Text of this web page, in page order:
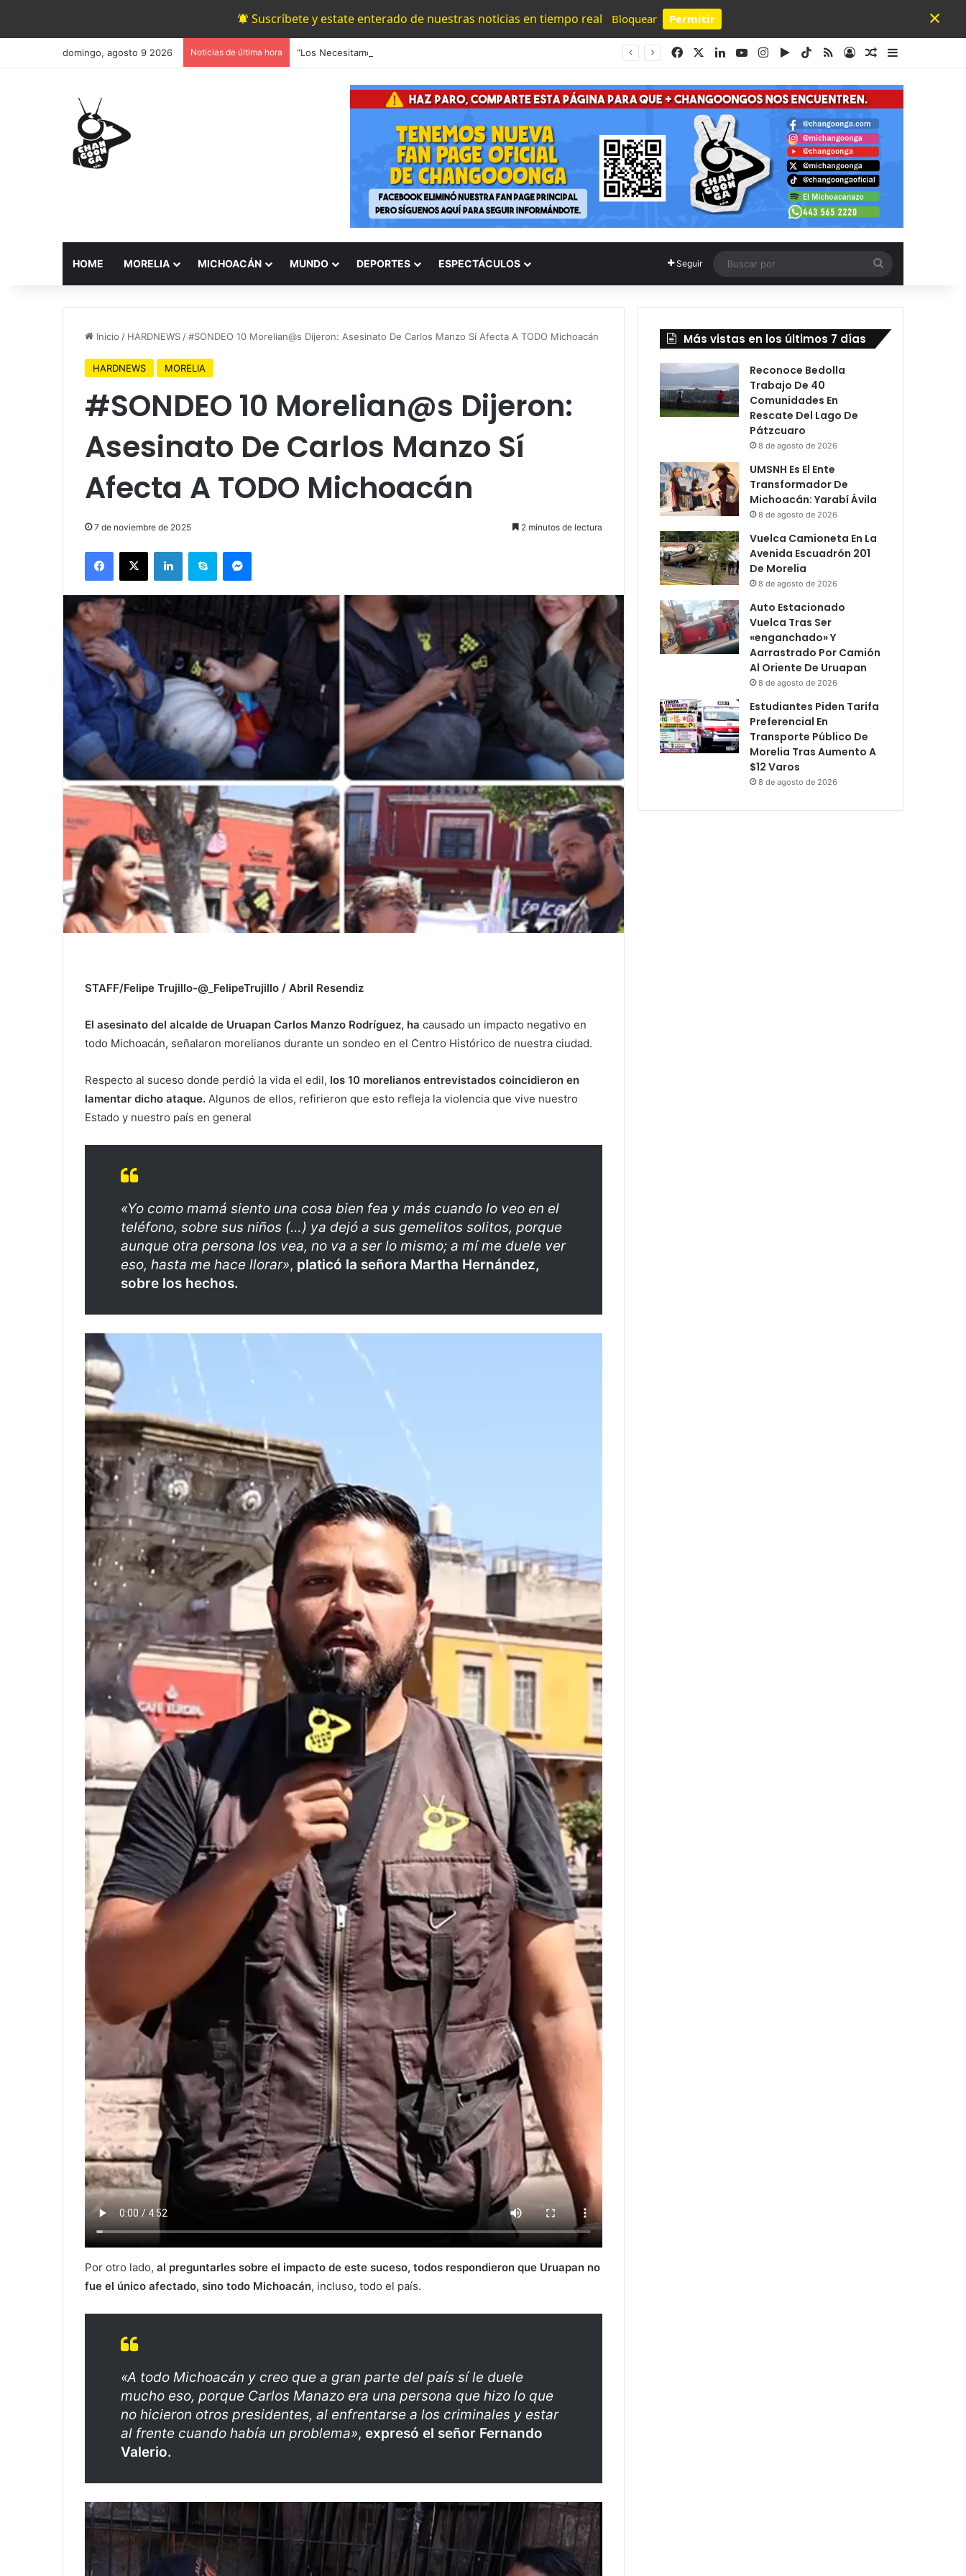
Suscríbete y estate enterado de nuestras noticias en tiempo real Bloquear Permitir
Powered by SendPulse
×
domingo, agosto 9 2026 Noticias de última hora FacebookLinkedInYouTubeInstagram
Google Play
TikTok
RSSAccesoPublicación al
Barra lateral
HOME MORELIA MICHOACÁN MUNDO DEPORTES ESPECTÁCULOS Seguir
por
Inicio / HARDNEWS /#SONDEO 10 Morelian@s Dijeron: Asesinato De Carlos Manzo Sí Afecta A TODO Michoacán
HARDNEWS MORELIA
#SONDEO 10 Morelian@s Dijeron:
Asesinato De Carlos Manzo Sí
Afecta A TODO Michoacán
7 de noviembre de 2025 2 minutos de lectura
Facebook
X LinkedInSkype Messenger
STAFF/Felipe Trujillo-@_FelipeTrujillo / Abril Resendiz
El asesinato del alcalde de Uruapan Carlos Manzo Rodríguez, ha causado un impacto negativo en
todo Michoacán, señalaron morelianos durante un sondeo en el Centro Histórico de nuestra ciudad.
Respecto al suceso donde perdió la vida el edil, los 10 morelianos entrevistados coincidieron en
lamentar dicho ataque. Algunos de ellos, refirieron que esto refleja la violencia que vive nuestro
Estado y nuestro país en general
«Yo como mamá siento una cosa bien fea y más cuando lo veo en el
teléfono, sobre sus niños (…) ya dejó a sus gemelitos solitos, porque
aunque otra persona los vea, no va a ser lo mismo; a mí me duele ver
eso, hasta me hace llorar», platicó la señora Martha Hernández,
sobre los hechos.
Por otro lado, al preguntarles sobre el impacto de este suceso, todos respondieron que Uruapan no
fue el único afectado, sino todo Michoacán, incluso, todo el país.
«A todo Michoacán y creo que a gran parte del país sí le duele
mucho eso, porque Carlos Manazo era una persona que hizo lo que
no hicieron otros presidentes, al enfrentarse a los criminales y estar
al frente cuando había un problema», expresó el señor Fernando
Valerio.
Más vistas en los últimos 7 días
Reconoce Bedolla
Trabajo De 40
Comunidades En
Rescate Del Lago De
Pátzcuaro
8 de agosto de 2026
UMSNH Es El Ente
Transformador De
Michoacán: Yarabí Ávila
8 de agosto de 2026
Vuelca Camioneta En La
Avenida Escuadrón 201
De Morelia
8 de agosto de 2026
Auto Estacionado
Vuelca Tras Ser
«enganchado» Y
Aarrastrado Por Camión
Al Oriente De Uruapan
8 de agosto de 2026
Estudiantes Piden Tarifa
Preferencial En
Transporte Público De
Morelia Tras Aumento A
$12 Varos
8 de agosto de 2026